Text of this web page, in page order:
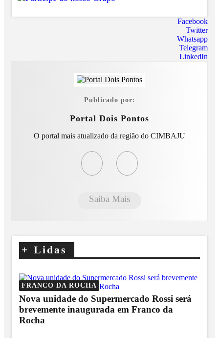
Facebook
Twitter
Whatsapp
Telegram
LinkedIn
Publicado por:
Portal Dois Pontos
O portal mais atualizado da região do CIMBAJU
Saiba Mais
+ Lidas
FRANCO DA ROCHA
Nova unidade do Supermercado Rossi será
brevemente inaugurada em Franco da
Rocha